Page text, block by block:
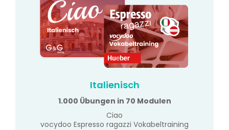
Italienisch
1.000 Übungen in 70 Modulen
Ciao
vocydoo Espresso ragazzi Vokabeltraining